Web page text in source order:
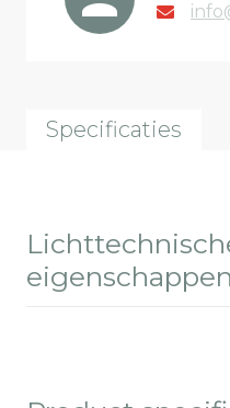
Specificaties
eigenschappen